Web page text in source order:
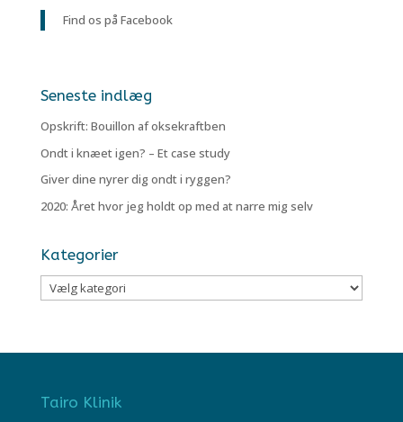
Find os på Facebook
Seneste indlæg
Opskrift: Bouillon af oksekraftben
Ondt i knæet igen? – Et case study
Giver dine nyrer dig ondt i ryggen?
2020: Året hvor jeg holdt op med at narre mig selv
Kategorier
Kategorier
Tairo Klinik